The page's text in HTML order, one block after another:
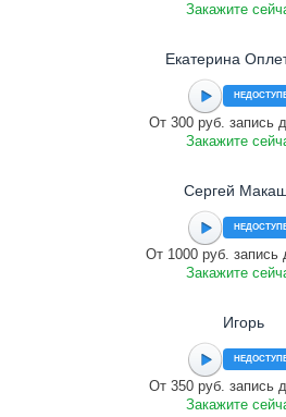
Закажите
Екатерина
От 300 руб. запись
Закажите
Сергей
От 1000 руб. запись
Закажите
Игорь
От 350 руб. запись
Закажите